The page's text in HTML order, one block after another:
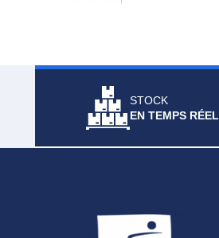
STOCK
EN TEMPS RÉEL